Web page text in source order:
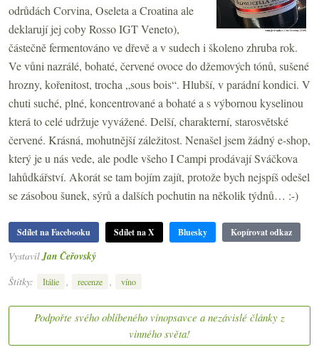
odrůdách Corvina, Oseleta a Croatina ale
deklarují jej coby Rosso IGT Veneto),
částečně fermentováno ve dřevě a v sudech i školeno zhruba rok.
Ve vůni nazrálé, bohaté, červené ovoce do džemových tónů, sušené
hrozny, kořenitost, trocha „sous bois“. Hlubší, v parádní kondici. V
chuti suché, plné, koncentrované a bohaté a s výbornou kyselinou
která to celé udržuje vyvážené. Delší, charakterní, starosvětské
červené. Krásná, mohutnější záležitost. Nenašel jsem žádný e-shop,
který je u nás vede, ale podle všeho I Campi prodávají Sváčkova
lahůdkářství. Akorát se tam bojím zajít, protože bych nejspíš odešel
se zásobou šunek, sýrů a dalších pochutin na několik týdnů… :-)
Sdílet na Facebooku Sdílet na X Bluesky Kopírovat odkaz
Vystavil Jan Čeřovský
Štítky:
Itálie , recenze , víno
Podpořte svého oblíbeného vínopsavce a nezávislé články z
vinného světa!